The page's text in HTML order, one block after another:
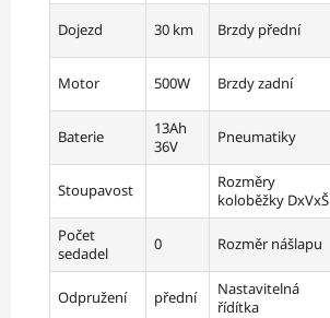
Dojezd 30 km Brzdy přední
Motor 500W Brzdy zadní
Baterie
13Ah
36V
Pneumatiky
Stoupavost
Rozměry
koloběžky DxVxŠ
Počet
sedadel
0 Rozměr nášlapu
Odpružení přední
Nastavitelná
řídítka